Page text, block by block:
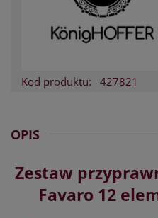
Kod produktu: 427821
OPIS
Zestaw
Favaro 12